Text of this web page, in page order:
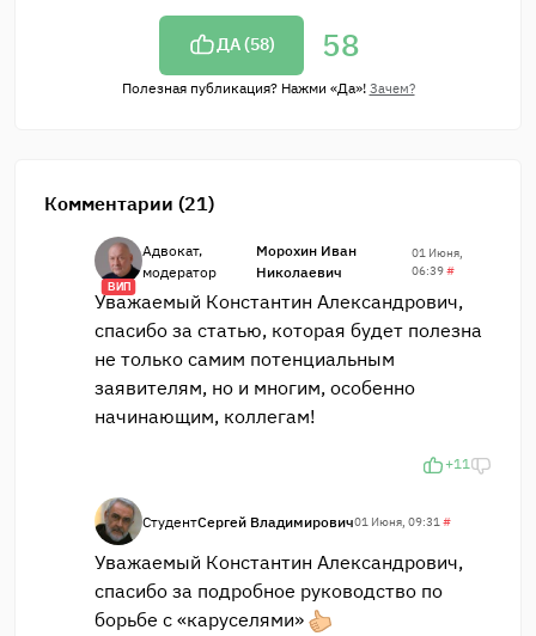
ДА (58) 58
Полезная публикация? Нажми «Да»! Зачем?
Комментарии (21)
ВИП
Адвокат,
модератор
Морохин Иван
Николаевич
01 Июня,
06:39#
Уважаемый Константин Александрович,
спасибо за статью, которая будет полезна
не только самим потенциальным
заявителям, но и многим, особенно
начинающим, коллегам!
+11
СтудентСергей Владимирович01 Июня, 09:31#
Уважаемый Константин Александрович,
спасибо за подробное руководство по
борьбе с «каруселями»